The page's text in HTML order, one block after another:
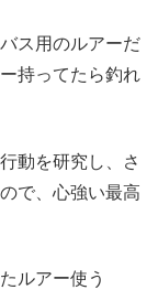
ス用のルアーだ
持ってたら釣れ
動を研究し、さ
で、心強い最高
ルアー使う